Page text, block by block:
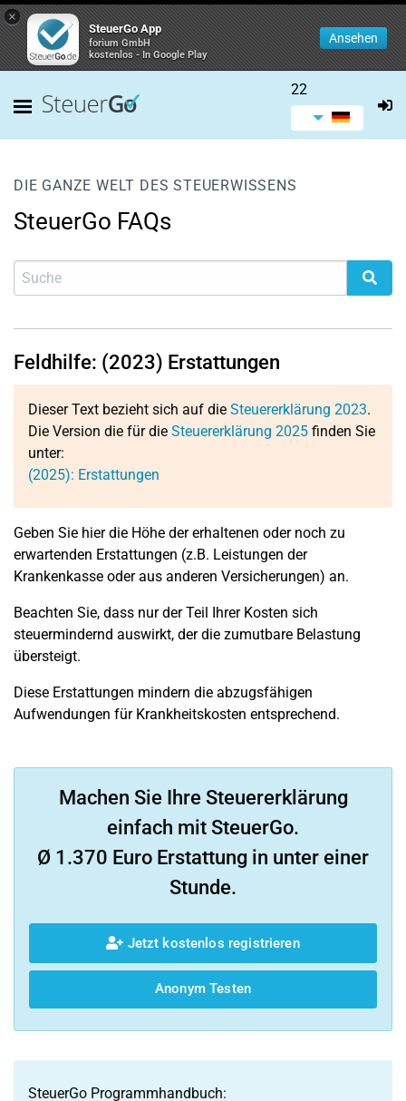
×
SteuerGo App
forium GmbH
kostenlos - In Google Play
Ansehen
22
DIE GANZE WELT DES STEUERWISSENS
SteuerGo FAQs
Feldhilfe: (2023) Erstattungen
Dieser Text bezieht sich auf die Steuererklärung 2023.
Die Version die für die Steuererklärung 2025 finden Sie
unter:
(2025): Erstattungen
Geben Sie hier die Höhe der erhaltenen oder noch zu
erwartenden Erstattungen (z.B. Leistungen der
Krankenkasse oder aus anderen Versicherungen) an.
Beachten Sie, dass nur der Teil Ihrer Kosten sich
steuermindernd auswirkt, der die zumutbare Belastung
übersteigt.
Diese Erstattungen mindern die abzugsfähigen
Aufwendungen für Krankheitskosten entsprechend.
Machen Sie Ihre Steuererklärung
einfach mit SteuerGo.
Ø 1.370 Euro Erstattung in unter einer
Stunde.
Jetzt kostenlos registrieren
Anonym Testen
SteuerGo Programmhandbuch: